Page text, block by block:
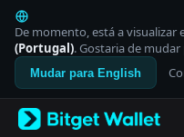
English
日本語
Tiếng Việt
Русский
Español (Latinoamérica)
Italiano
De momento, está a visualizar
(Portugal). Gostaria de mudar
Mudar para English